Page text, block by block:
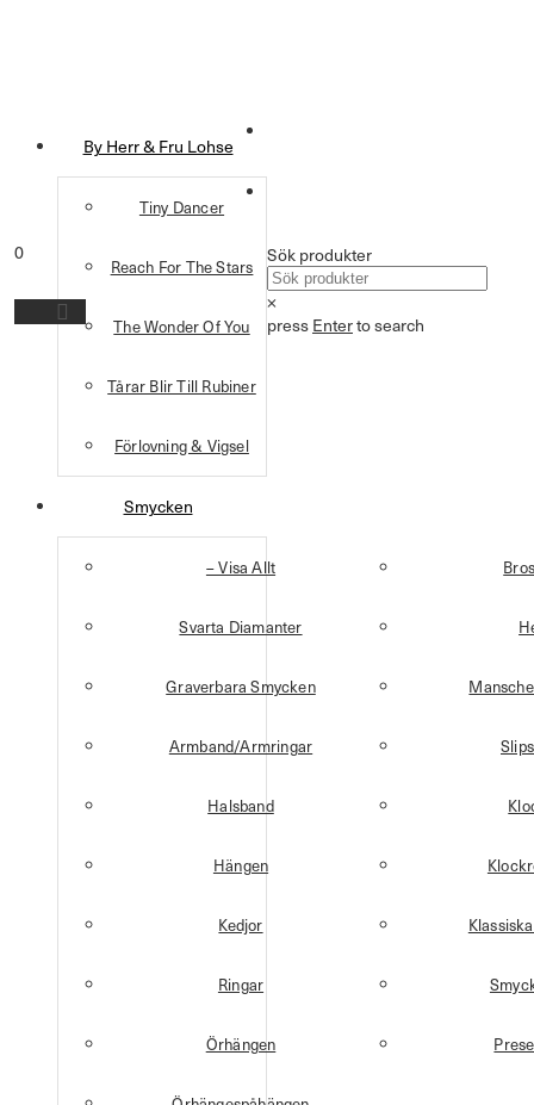
By Herr & Fru Lohse
Tiny Dancer
Reach For The Stars
The Wonder Of You
Tårar Blir Till Rubiner
Förlovning & Vigsel
Smycken
– Visa Allt
Svarta Diamanter
Graverbara Smycken
Armband/Armringar
Halsband
Hängen
Kedjor
Ringar
Örhängen
0 Sök produkter
×
press Enterto search